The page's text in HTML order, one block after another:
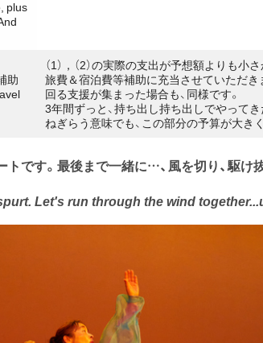
plus
助
（1），（2）の実際の支出が予想額よりも
旅費＆宿泊費等補助に充当させていただき
回る支援が集まった場合も、同様です。
3年間ずっと、持ち出し持ち出しでやって
ねぎらう意味でも、この部分の予算が大き
です。最後まで一緒に…、風を切り、駆け抜
Let's run through the wind